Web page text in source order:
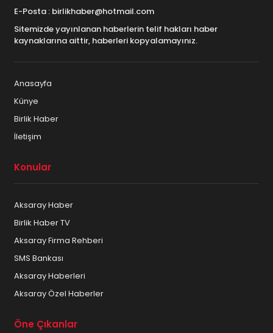
E-Posta : birlikhaber@hotmail.com
Sitemizde yayınlanan haberlerin telif hakları haber
kaynaklarına aittir, haberleri kopyalamayınız.
Anasayfa
Künye
Birlik Haber
İletişim
Konular
Aksaray Haber
Birlik Haber TV
Aksaray Firma Rehberi
SMS Bankası
Aksaray Haberleri
Aksaray Özel Haberler
Öne Çıkanlar